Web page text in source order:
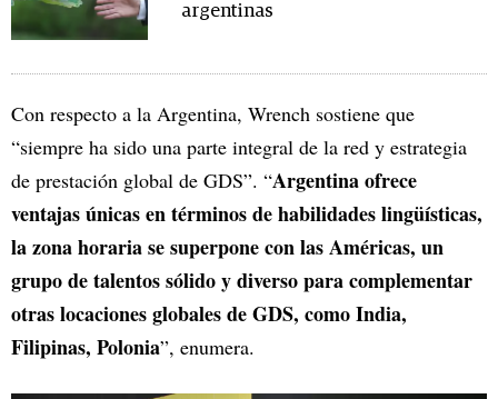
argentinas
Con respecto a la Argentina, Wrench sostiene que
“siempre ha sido una parte integral de la red y estrategia
de prestación global de GDS”. “Argentina ofrece
ventajas únicas en términos de habilidades lingüísticas,
la zona horaria se superpone con las Américas, un
grupo de talentos sólido y diverso para complementar
otras locaciones globales de GDS, como India,
Filipinas, Polonia”, enumera.